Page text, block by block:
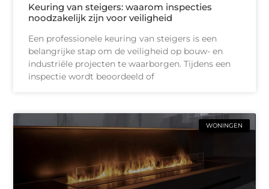
Keuring van steigers: waarom inspecties
noodzakelijk zijn voor veiligheid
Een professionele keuring van steigers is een
belangrijke stap om de veiligheid op bouw- en
industriële projecten te waarborgen. Tijdens een
inspectie wordt beoordeeld of
WONINGEN